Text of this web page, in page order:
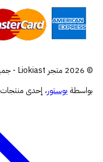
© 2026 متجر Liokiast - جميع الحقوق محفوظة.
بواسطة يوستور، إحدى منتجات